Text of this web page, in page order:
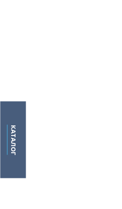
КАТАЛОГ